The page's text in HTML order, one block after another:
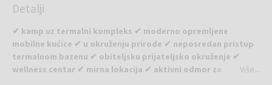
čišćenje kemijskih WC-a u kamp kućicama i kamp prikolicama. Kućni
Detalji
✔ kamp uz termalni kompleks ✔ moderno opremljene
mobilne kućice ✔ u okruženju prirode ✔ neposredan pristup
termalnom bazenu ✔ obiteljsku prijateljsko okruženje ✔
wellness centar ✔ mirna lokacija ✔ aktivni odmor za
Više...